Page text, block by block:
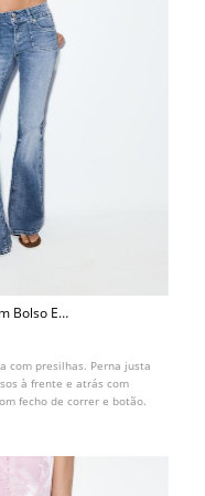
Bolso E
com presilhas. Perna justa
à frente e atrás com
fecho de correr e botão.